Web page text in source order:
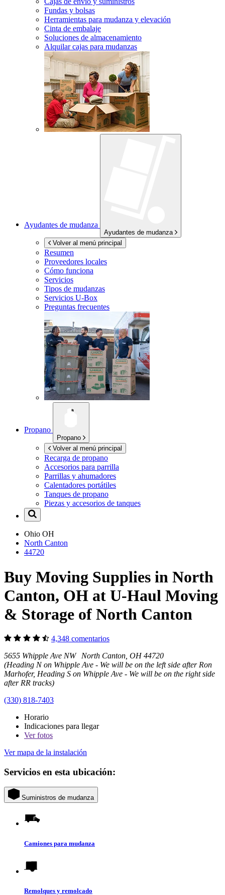
Fundas y bolsas
Herramientas para mudanza y elevación
Cinta de embalaje
Soluciones de almacenamiento
Alquilar cajas para mudanzas
Ayudantes de mudanza
Ayudantes de mudanza
Volver al menú principal
Resumen
Proveedores locales
Cómo funciona
Servicios
Tipos de mudanzas
Servicios U-Box
Preguntas frecuentes
Propano
Propano
Volver al menú principal
Recarga de propano
Accesorios para parrilla
Parrillas y ahumadores
Calentadores portátiles
Tanques de propano
Piezas y accesorios de tanques
Ohio OH
North Canton
44720
Buy Moving Supplies in North
Canton, OH at U-Haul Moving
& Storage of North Canton
4,348 comentarios
5655 Whipple Ave NW North Canton, OH 44720
(Heading N on Whipple Ave - We will be on the left side after Ron
Marhofer, Heading S on Whipple Ave - We will be on the right side
after RR tracks)
(330) 818-7403
Horario
Indicaciones para llegar
Verfotos
Ver mapa de la instalación
Servicios en esta ubicación:
Suministros de mudanza
Camiones para mudanza
Remolques y remolcado